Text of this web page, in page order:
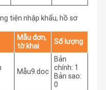
tiện nhập khẩu, hồ sơ
Mẫu đơn,
tờ khai
Số lượng
Mẫu9.doc
Bản
chính: 1
Bản sao:
0